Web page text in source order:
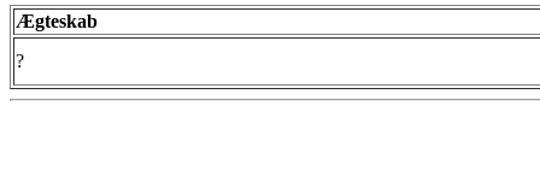
Ægteskab
?